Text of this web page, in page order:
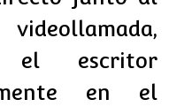
el escritor
en el